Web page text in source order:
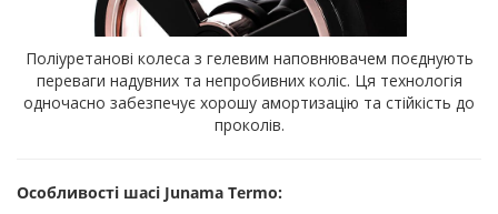
Поліуретанові колеса з гелевим наповнювачем поєднують
переваги надувних та непробивних коліс. Ця технологія
одночасно забезпечує хорошу амортизацію та стійкість до
проколів.
Особливості шасі Junama Termo: